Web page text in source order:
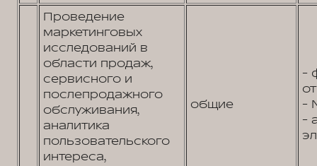
Проведение
маркетинговых
исследований в
области продаж,
сервисного и
послепродажного
обслуживания,
аналитика
пользовательского
интереса,
общие
-
-
-